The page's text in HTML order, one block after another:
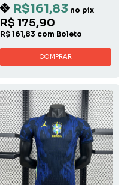
R$161,83 no pix
R$ 175,90
R$ 161,83 com Boleto
COMPRAR